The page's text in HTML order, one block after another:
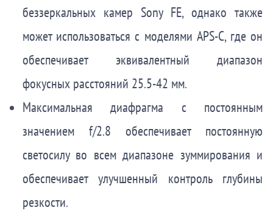
беззеркальных камер Sony FE, однако также
может использоваться с моделями APS-C, где он
обеспечивает эквивалентный диапазон
фокусных расстояний 25.5-42 мм.
Максимальная диафрагма с постоянным
значением f/2.8 обеспечивает постоянную
светосилу во всем диапазоне зуммирования и
обеспечивает улучшенный контроль глубины
резкости.